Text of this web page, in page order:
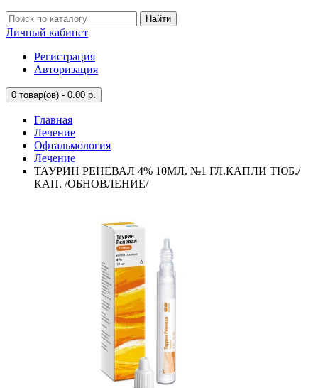
Найти
Личный кабинет
Регистрация
Авторизация
0 товар(ов) - 0.00 р.
Главная
Лечение
Офтальмология
Лечение
ТАУРИН РЕНЕВАЛ 4% 10МЛ. №1 ГЛ.КАПЛИ ТЮБ./
КАП. /ОБНОВЛЕНИЕ/